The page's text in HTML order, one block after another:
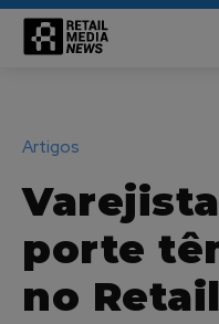
Artigos
porte
no